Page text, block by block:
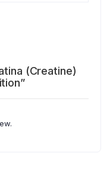
(Creatine)